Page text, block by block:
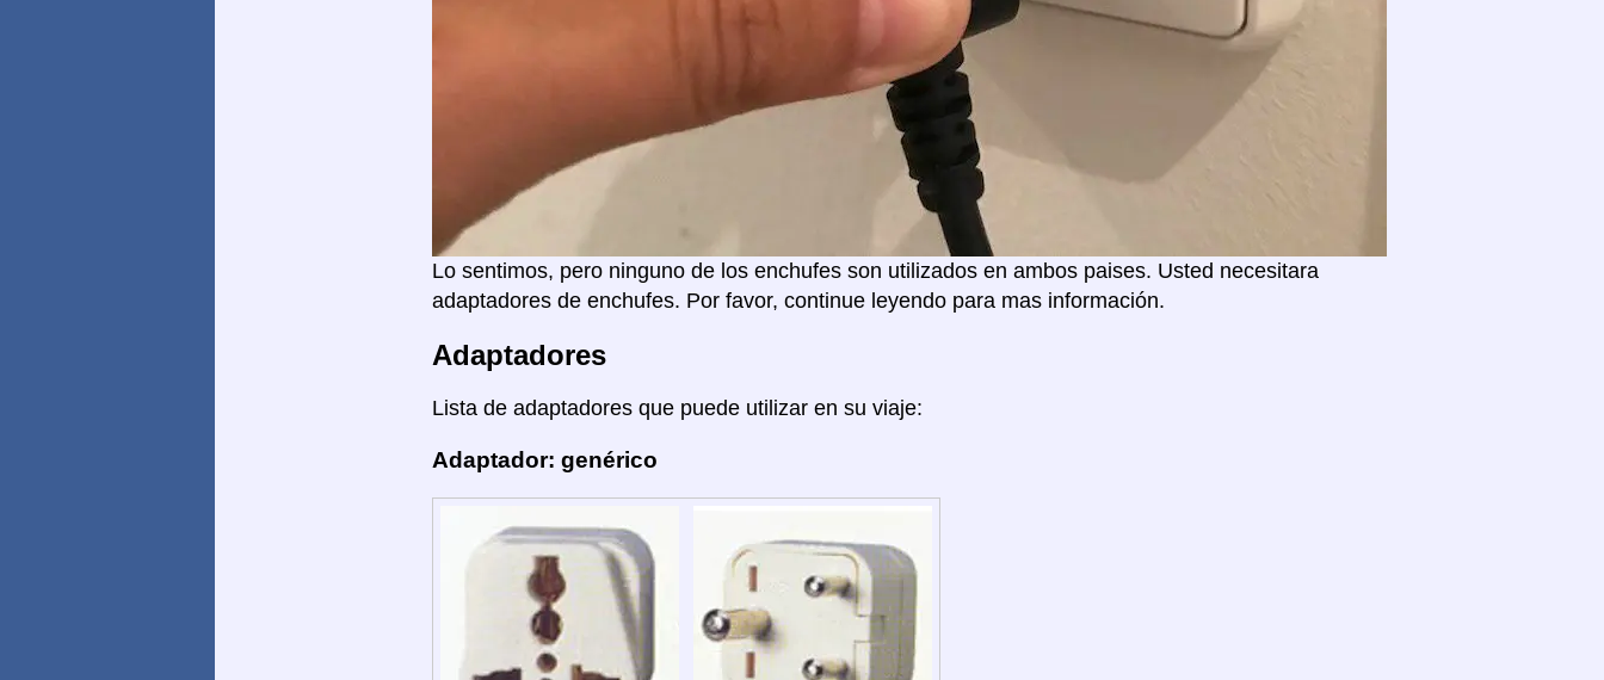
Lo sentimos, pero ninguno de los enchufes son utilizados en ambos paises. Usted necesitara
adaptadores de enchufes. Por favor, continue leyendo para mas información.
Adaptadores
Lista de adaptadores que puede utilizar en su viaje:
Adaptador: genérico